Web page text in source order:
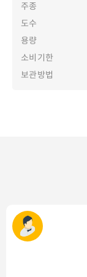
주종
도수
용량
소비기한
보관방법